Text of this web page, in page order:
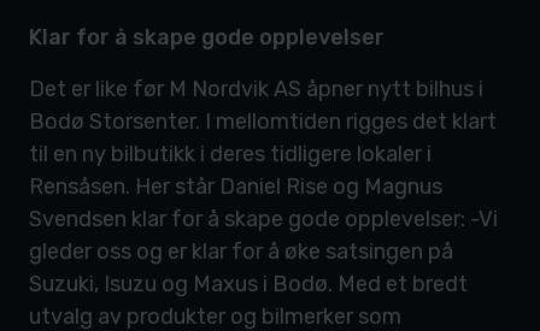
Klar for å skape gode opplevelser
Det er like før M Nordvik AS åpner nytt bilhus i
Bodø Storsenter. I mellomtiden rigges det klart
til en ny bilbutikk i deres tidligere lokaler i
Rensåsen. Her står Daniel Rise og Magnus
Svendsen klar for å skape gode opplevelser: -Vi
gleder oss og er klar for å øke satsingen på
Suzuki, Isuzu og Maxus i Bodø. Med et bredt
utvalg av produkter og bilmerker som